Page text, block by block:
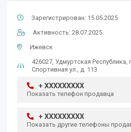
Зарегистрирован: 15.05.2025
Активность: 28.07.2025
Ижевск
426027, Удмуртская
Спортивная ул., д. 113
+ XXXXXXXXX
Показать телефон продавца
+ XXXXXXXXX
Показать другие телефоны